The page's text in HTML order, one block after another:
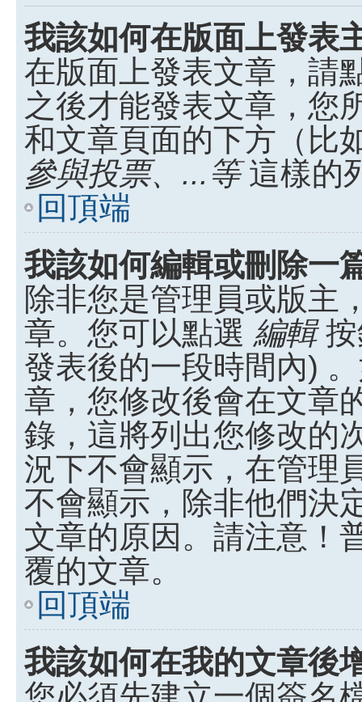
我該如何在版面上發表
在版面上發表文章，請
之後才能發表文章，您
和文章頁面的下方（比
參與投票、...等這樣的
回頂端
我該如何編輯或刪除一
除非您是管理員或版主
章。您可以點選 編輯按
發表後的一段時間內)
章，您修改後會在文章
錄，這將列出您修改的
況下不會顯示，在管理
不會顯示，除非他們決
文章的原因。請注意！
覆的文章。
回頂端
我該如何在我的文章後